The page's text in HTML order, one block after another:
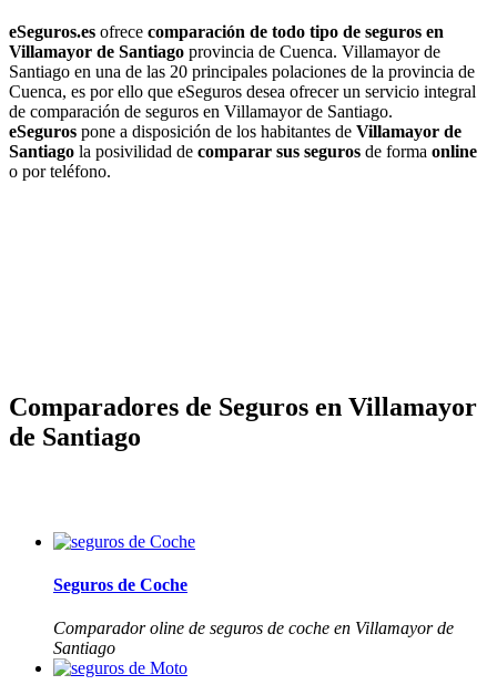
eSeguros.es ofrece comparación de todo tipo de seguros en
Villamayor de Santiago provincia de Cuenca. Villamayor de
Santiago en una de las 20 principales polaciones de la provincia de
Cuenca, es por ello que eSeguros desea ofrecer un servicio integral
de comparación de seguros en Villamayor de Santiago.
eSeguros pone a disposición de los habitantes de Villamayor de
Santiago la posivilidad de comparar sus seguros de forma online
o por teléfono.
Comparadores de Seguros en Villamayor
de Santiago
Seguros de Coche
Comparador oline de seguros de coche en Villamayor de
Santiago